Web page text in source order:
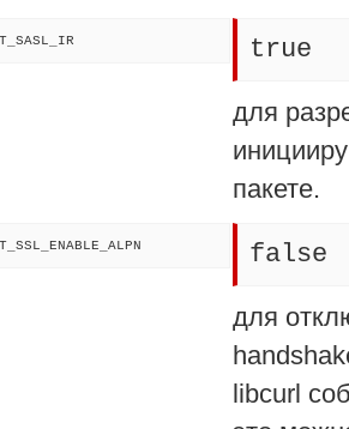
true
для
пакете.
false
для
libcurl